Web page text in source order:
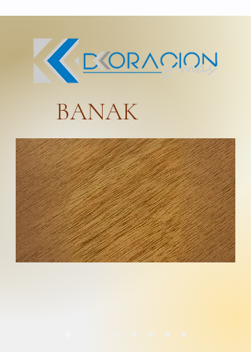
BANAK